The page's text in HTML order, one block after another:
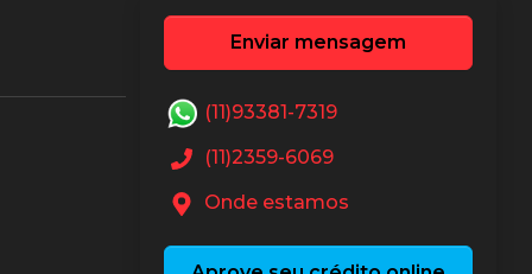
Enviar mensagem
(11)93381-7319
(11)2359-6069
Onde estamos